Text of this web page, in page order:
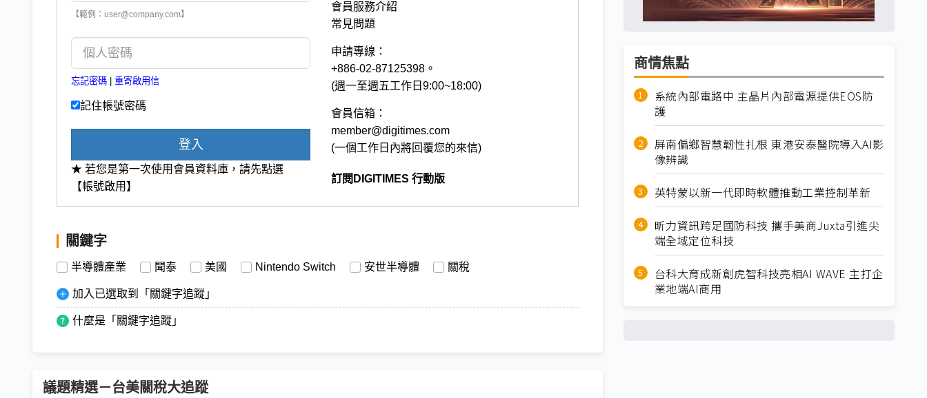
【範例：user@company.com】
忘記密碼 重寄啟用信
記住帳號密碼
登入
★ 若您是第一次使用會員資料庫，請先點選
【帳號啟用】
會員服務介紹
常見問題
申請專線：
+886-02-87125398。
(週一至週五工作日9:00~18:00)
會員信箱：
member@digitimes.com
(一個工作日內將回覆您的來信)
訂閱DIGITIMES 行動版
關鍵字
半導體產業 聞泰 美國 Nintendo Switch 安世半導體 關稅
加入已選取到「關鍵字追蹤」
什麼是「關鍵字追蹤」
議題精選－台美關稅大追蹤
商情焦點
系統內部電路中 主晶片內部電源提供EOS防
護
屏南偏鄉智慧韌性扎根 東港安泰醫院導入AI影
像辨識
英特蒙以新一代即時軟體推動工業控制革新
昕力資訊跨足國防科技 攜手美商Juxta引進尖
端全域定位科技
台科大育成新創虎智科技亮相AI WAVE 主打企
業地端AI商用